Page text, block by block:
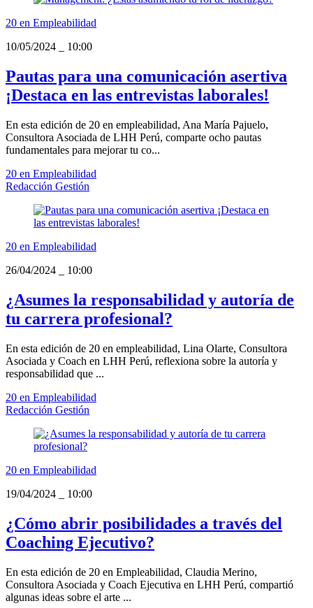
20 en Empleabilidad
10/05/2024
10:00
Pautas para una comunicación asertiva
¡Destaca en las entrevistas laborales!
En esta edición de 20 en empleabilidad, Ana María Pajuelo,
Consultora Asociada de LHH Perú, comparte ocho pautas
fundamentales para mejorar tu co...
20 en Empleabilidad
Redacción Gestión
20 en Empleabilidad
26/04/2024
10:00
¿Asumes la responsabilidad y autoría de
tu carrera profesional?
En esta edición de 20 en empleabilidad, Lina Olarte, Consultora
Asociada y Coach en LHH Perú, reflexiona sobre la autoría y
responsabilidad que ...
20 en Empleabilidad
Redacción Gestión
20 en Empleabilidad
19/04/2024
10:00
¿Cómo abrir posibilidades a través del
Coaching Ejecutivo?
En esta edición de 20 en Empleabilidad, Claudia Merino,
Consultora Asociada y Coach Ejecutiva en LHH Perú, compartió
algunas ideas sobre el arte ...